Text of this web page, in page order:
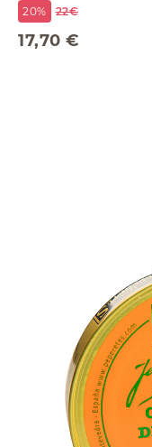
20% 22€
17,70 €